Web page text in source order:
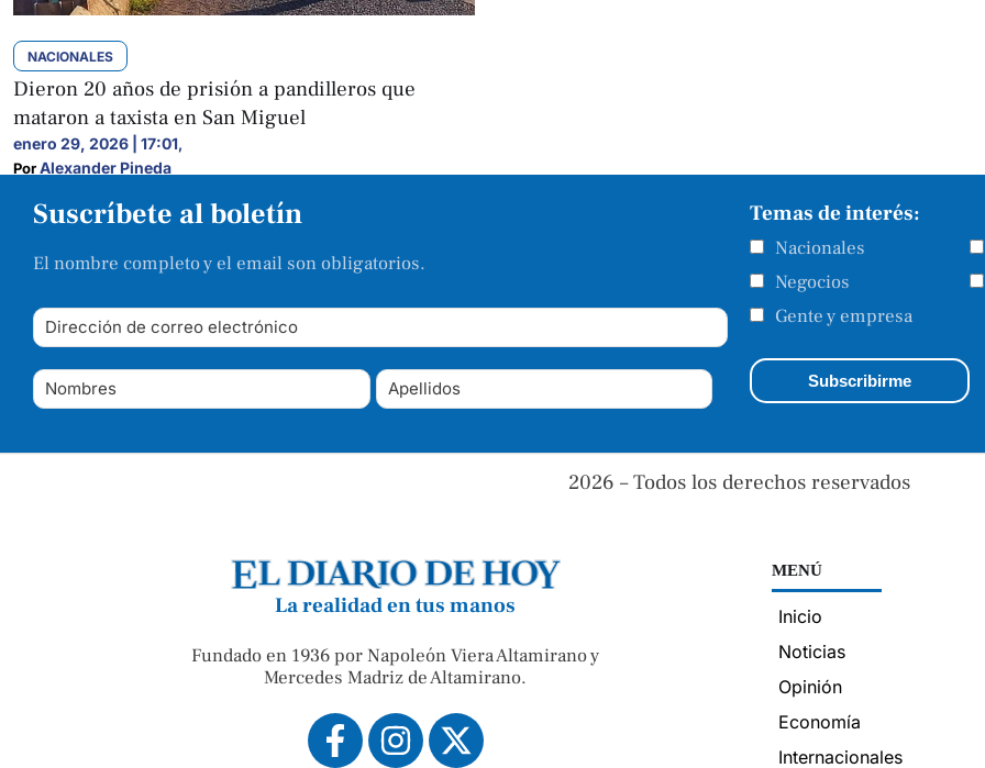
NACIONALES
Dieron 20 años de prisión a pandilleros que
mataron a taxista en San Miguel
enero 29, 2026 | 17:01,
Por Alexander Pineda
Suscríbete al boletín
El nombre completo y el email son obligatorios.
Temas de interés:
Nacionales
Negocios
Gente y empresa
2026 – Todos los derechos reservados
La realidad en tus manos
Fundado en 1936 por Napoleón Viera Altamirano y
Mercedes Madriz de Altamirano.
MENÚ
Inicio
Noticias
Opinión
Economía
Internacionales